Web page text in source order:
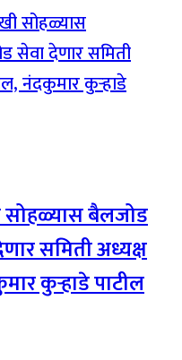
सोहळ्यास बैलजोड
समिती अध्यक्ष
कुऱ्हाडे पाटील